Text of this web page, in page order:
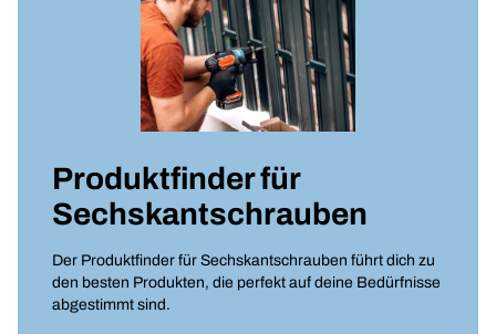
Produktfinder für
Sechskantschrauben
Der Produktfinder für Sechskantschrauben führt dich zu
den besten Produkten, die perfekt auf deine Bedürfnisse
abgestimmt sind.